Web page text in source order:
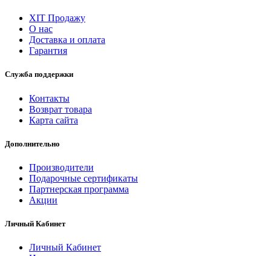
ХІТ Продажу
О нас
Доставка и оплата
Гарантия
Служба поддержки
Контакты
Возврат товара
Карта сайта
Дополнительно
Производители
Подарочные сертификаты
Партнерская программа
Акции
Личный Кабинет
Личный Кабинет